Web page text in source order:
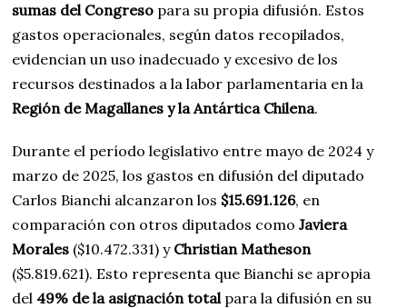
sumas del Congreso para su propia difusión. Estos
gastos operacionales, según datos recopilados,
evidencian un uso inadecuado y excesivo de los
recursos destinados a la labor parlamentaria en la
Región de Magallanes y la Antártica Chilena.
Durante el período legislativo entre mayo de 2024 y
marzo de 2025, los gastos en difusión del diputado
Carlos Bianchi alcanzaron los $15.691.126, en
comparación con otros diputados comoJaviera
Morales ($10.472.331) y Christian Matheson
($5.819.621). Esto representa que Bianchi se apropia
del 49% de la asignación totalpara la difusión en su